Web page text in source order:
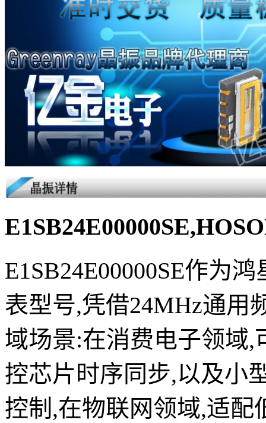
E1SB24E00000SE作为鸿
表型号,凭借24MHz通用
域场景:在消费电子领域
控芯片时序同步,以及小
控制,在物联网领域,适配